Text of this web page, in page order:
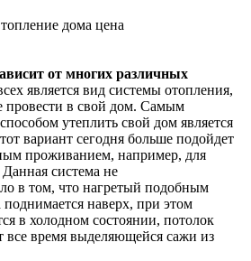
от многих различных
является вид системы отопления,
провести в свой дом. Самым
утеплить свой дом является
вариант сегодня больше подойдет
проживанием, например, для
система не
в том, что нагретый подобным
поднимается наверх, при этом
в холодном состоянии, потолок
все время выделяющейся сажи из